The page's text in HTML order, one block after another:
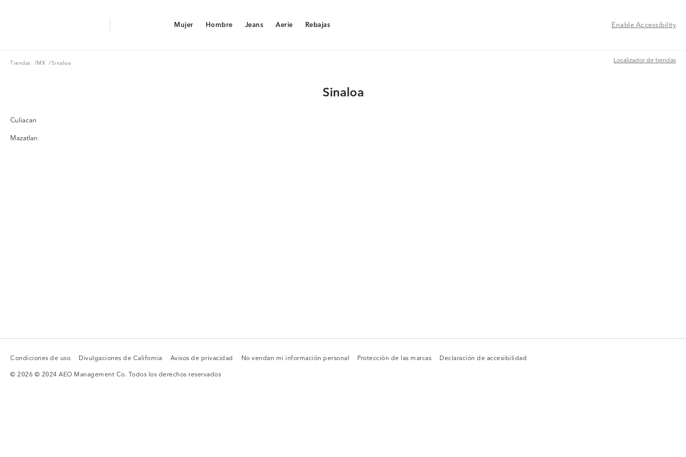
Mujer
Mujer
Hombre
Hombre
Jeans
Jeans
Aerie
Aerie
Rebajas
Rebajas Enable Accessibility
Tiendas
Tiendas /MX
MX / Sinaloa Localizador de tiendas
Localizador de tiendas
Sinaloa
Culiacan
Mazatlan
Condiciones de uso
Condiciones de uso
Divulgaciones de California
Divulgaciones de California
Avisos de privacidad
Avisos de privacidad
No vendan mi información personal
No vendan mi información personal
Protección de las marcas
Protección de las marcas
Declaración de accesibilidad
Declaración de accesibilidad
© 2026 © 2024 AEO Management Co. Todos los derechos reservados